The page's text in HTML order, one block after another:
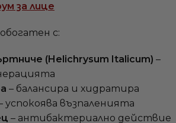
за лице
с:
(Helichrysum Italicum) –
– балансира и хидратира
успокоява възпаленията
– антибактериално действие